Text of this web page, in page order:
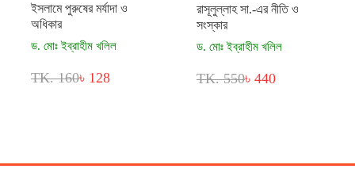
ইসলামে পুরুষের মর্যাদা ও
অধিকার
ড. মোঃ ইব্রাহীম খলিল
TK. 160৳ 128
রাসূলুল্লাহ সা.-এর নীতি ও
সংস্কার
ড. মোঃ ইব্রাহীম খলিল
TK. 550৳ 440